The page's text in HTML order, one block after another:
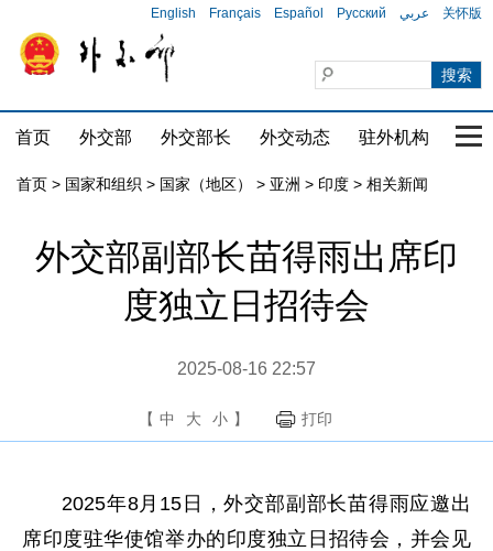
English Français Español Русский عربي 关怀版
首页 外交部 外交部长 外交动态 驻外机构 国
首页 > 国家和组织 > 国家（地区） > 亚洲 > 印度 > 相关新闻
外交部副部长苗得雨出席印
度独立日招待会
2025-08-16 22:57
【 中 大 小 】 打印
2025年8月15日，外交部副部长苗得雨应邀出
席印度驻华使馆举办的印度独立日招待会，并会见